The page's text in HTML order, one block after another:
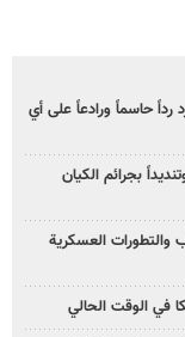
رداً حاسماً ورادعاً على أي
بجرائم الكيان
والتطورات العسكرية
في الوقت الحالي